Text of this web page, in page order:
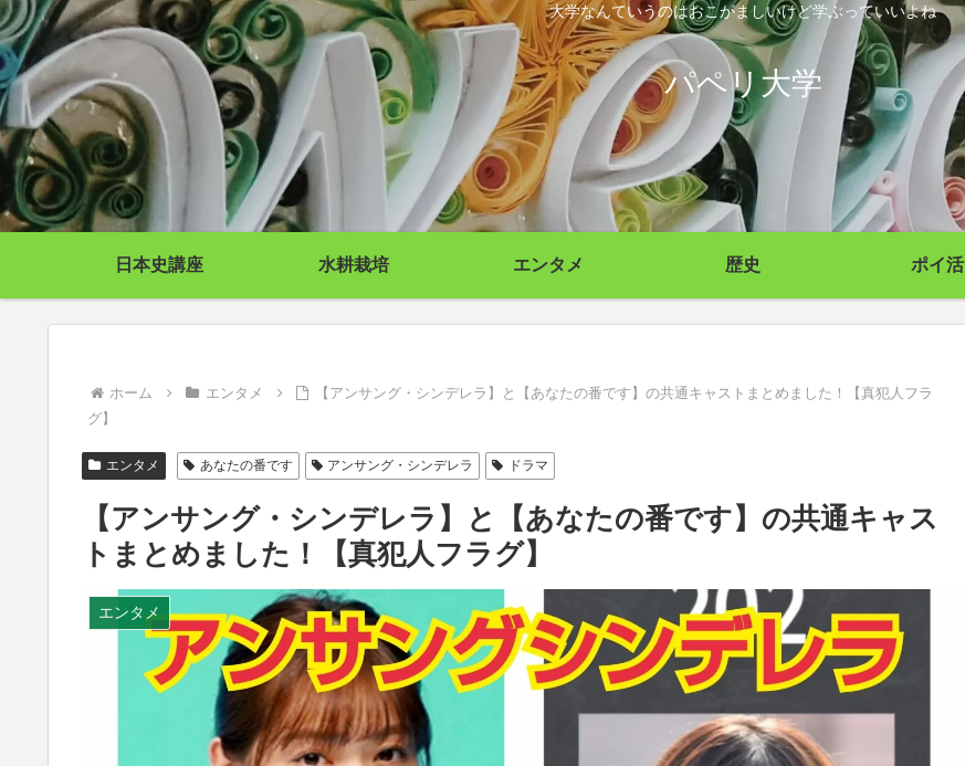
大学なんていうのはおこがましいけど学ぶっていいよね
パペリ大学
日本史講座 水耕栽培 エンタメ 歴史 ポイ活
ホーム エンタメ
【アンサング・シンデレラ】と【あなたの番です】の共通キャストまとめました！【真犯人フラ
グ】
エンタメ あなたの番です アンサング・シンデレラ ドラマ
【アンサング・シンデレラ】と【あなたの番です】の共通キャス
トまとめました！【真犯人フラグ】
エンタメ